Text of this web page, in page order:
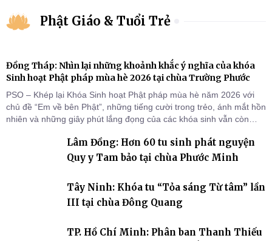
Phật Giáo & Tuổi Trẻ
Đồng Tháp: Nhìn lại những khoảnh khắc ý nghĩa của khóa
Sinh hoạt Phật pháp mùa hè 2026 tại chùa Trường Phước
PSO – Khép lại Khóa Sinh hoạt Phật pháp mùa hè năm 2026 với
chủ đề “Em về bên Phật”, những tiếng cười trong trẻo, ánh mắt hồn
nhiên và những giây phút lắng đọng của các khóa sinh vẫn còn
Tháp). Những tuần tu học ngắn ngủi nhưng đã trở thành hành
trang quý báu, gieo những hạt giống thiện l
Lâm Đồng: Hơn 60 tu sinh phát nguyện
Quy y Tam bảo tại chùa Phước Minh
Tây Ninh: Khóa tu “Tỏa sáng Từ tâm” lần
III tại chùa Đông Quang
TP. Hồ Chí Minh: Phân ban Thanh Thiếu